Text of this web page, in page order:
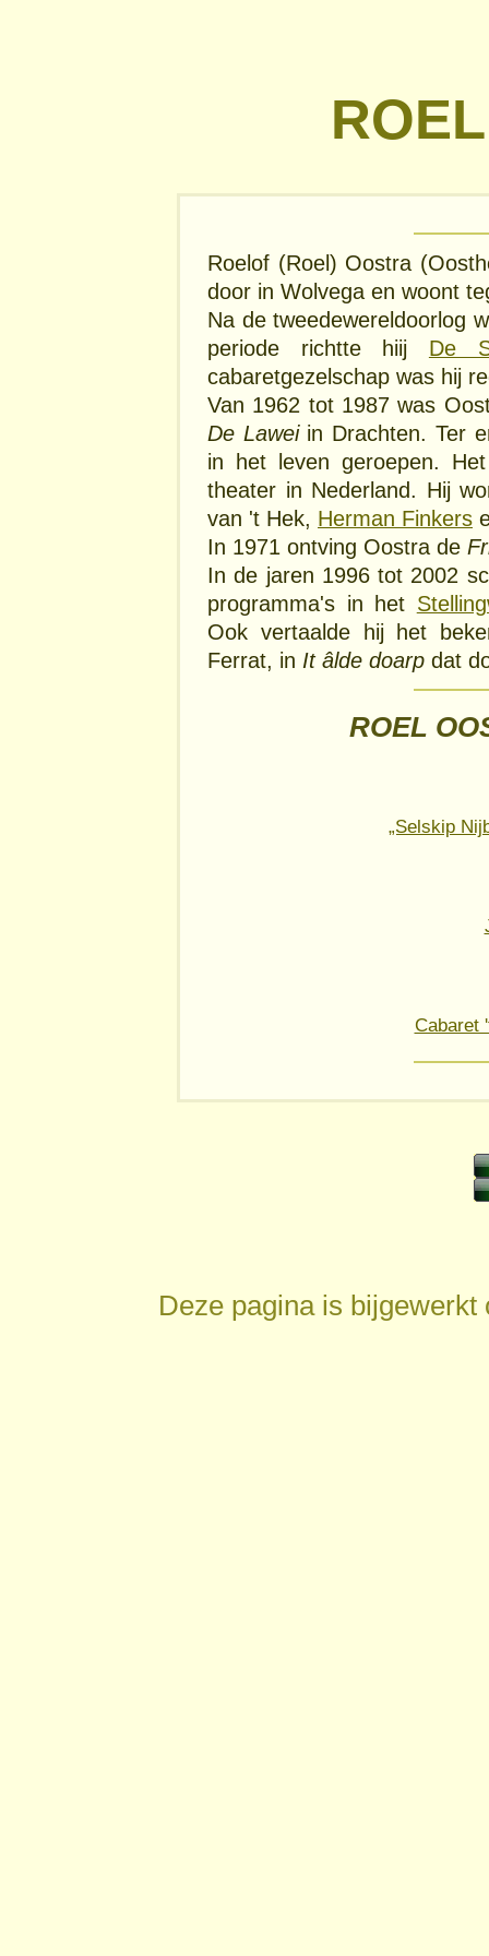
Roelof (Roel) Oostra
door in Wolvega en woont
Na de tweedewereldoorlog
periode richtte hiij De
cabaretgezelschap was hij
Van 1962 tot 1987 was
De Laweiin Drachten. Ter
in het leven geroepen.
theater in Nederland. Hij
van 't Hek, Herman Finkers
In 1971 ontving Oostra de
In de jaren 1996 tot 2002
programma's in het
Ook vertaalde hij het
Ferrat, in It âlde doarp dat
ROEL
„Selskip
Cabaret
Deze pagina is